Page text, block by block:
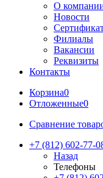
О
Новости
Филиалы
Вакансии
Реквизиты
Контакты
Корзина0
Отложенные0
Сравнение
+7 (812) 602-77-
Назад
Телефоны